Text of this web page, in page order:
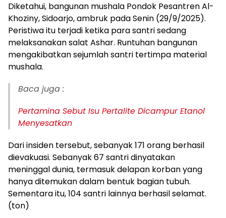
Diketahui, bangunan mushala Pondok Pesantren Al-
Khoziny, Sidoarjo, ambruk pada Senin (29/9/2025).
Peristiwa itu terjadi ketika para santri sedang
melaksanakan salat Ashar. Runtuhan bangunan
mengakibatkan sejumlah santri tertimpa material
mushala.
Baca juga :
Pertamina Sebut Isu Pertalite Dicampur Etanol
Menyesatkan
Dari insiden tersebut, sebanyak 171 orang berhasil
dievakuasi. Sebanyak 67 santri dinyatakan
meninggal dunia, termasuk delapan korban yang
hanya ditemukan dalam bentuk bagian tubuh.
Sementara itu, 104 santri lainnya berhasil selamat.
(ton)